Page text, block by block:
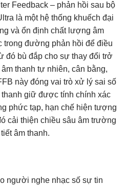
Feedback – phản hồi sau bộ
là một hệ thống khuếch đại
và ổn định chất lượng âm
trong đường phản hồi để điều
đó bù đắp cho sự thay đổi trở
thanh tự nhiên, cân bằng,
này đóng vai trò xử lý sai số
giữ được tính chính xác
phức tạp, hạn chế hiện tượng
cải thiện chiều sâu âm trường
âm thanh.
người nghe nhạc số sự tin